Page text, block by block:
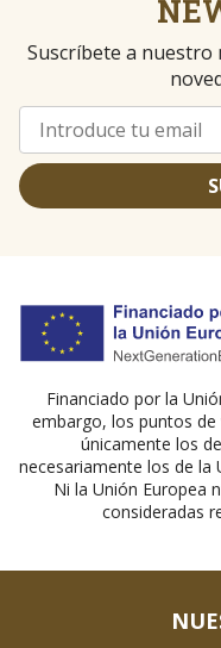
Suscríbete a
Financiado por la
embargo, los puntos
únicamente los
necesariamente los de la
Ni la Unión Europea
consideradas